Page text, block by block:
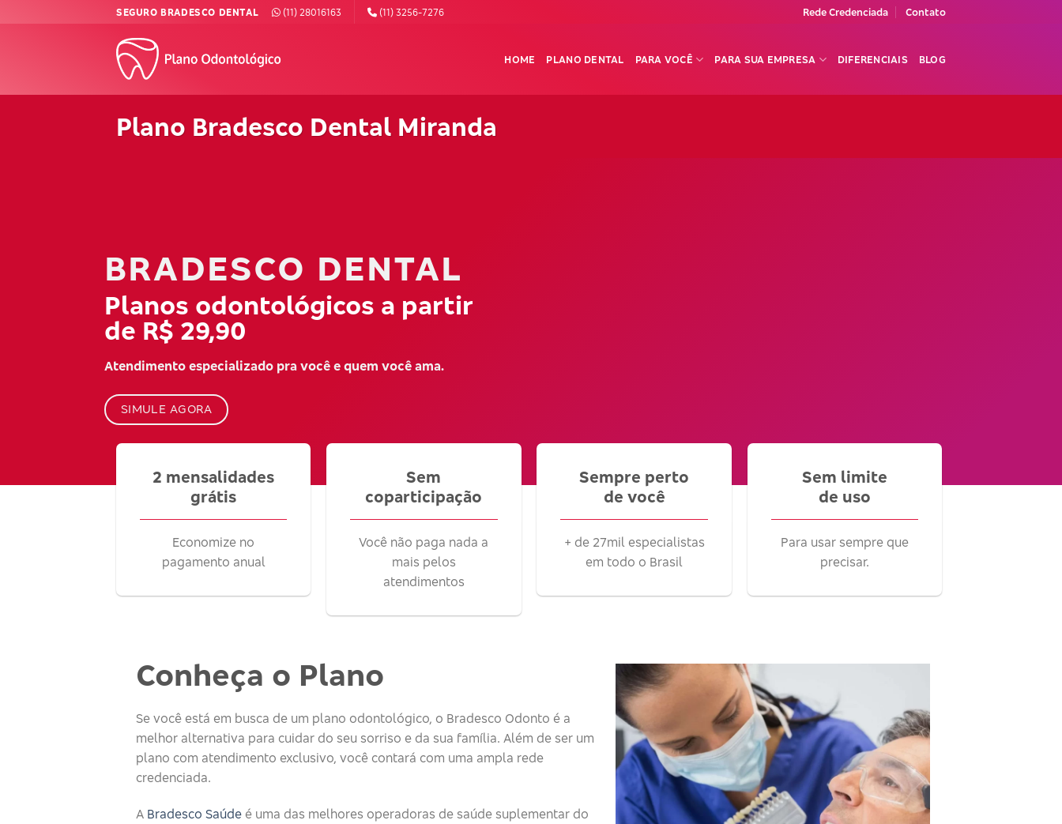
SEGURO BRADESCO DENTAL (11) 28016163 (11) 3256-7276 Rede Credenciada Contato
HOME PLANO DENTAL PARA VOCÊ PARA SUA EMPRESA DIFERENCIAIS BLOG
Plano Bradesco Dental Miranda
BRADESCO DENTAL
Planos odontológicos a partir
de R$ 29,90
Atendimento especializado pra você e quem você ama.
SIMULE AGORA
2 mensalidades
grátis
Economize no
pagamento anual
Sem
coparticipação
Você não paga nada a
mais pelos
atendimentos
Sempre perto
de você
+ de 27mil especialistas
em todo o Brasil
Sem limite
de uso
Para usar sempre que
precisar.
Conheça o Plano
Se você está em busca de um plano odontológico, o Bradesco Odonto é a
melhor alternativa para cuidar do seu sorriso e da sua família. Além de ser um
plano com atendimento exclusivo, você contará com uma ampla rede
credenciada.
A Bradesco Saúde é uma das melhores operadoras de saúde suplementar do